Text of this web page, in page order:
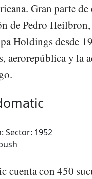
Gran parte
de Pedro
Holdings desde
aerorepública y la
Sector: 1952
cuenta con 450